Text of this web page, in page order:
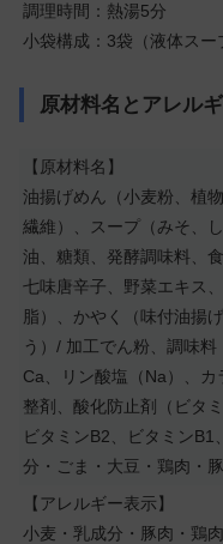
調理時間：熱湯5分
小袋構成：3袋（液体スー
原材料名とアレル
【原材料名】
油揚げめん（小麦粉、植
繊維）、スープ（みそ、
油、糖類、発酵調味料、
七味唐辛子、野菜エキス
脂）、かやく（味付油揚
う）/ 加工でん粉、調味
Ca、リン酸塩（Na）、
整剤、酸化防止剤（ビタ
ビタミンB2、ビタミン
分・ごま・大豆・鶏肉・
【アレルギー表示】
小麦・乳成分・豚肉・鶏